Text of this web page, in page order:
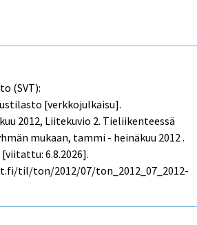
(SVT):
[verkkojulkaisu].
2012, Liitekuvio 2. Tieliikenteessä
mukaan, tammi - heinäkuu 2012 .
6.8.2026].
til/ton/2012/07/ton_2012_07_2012-